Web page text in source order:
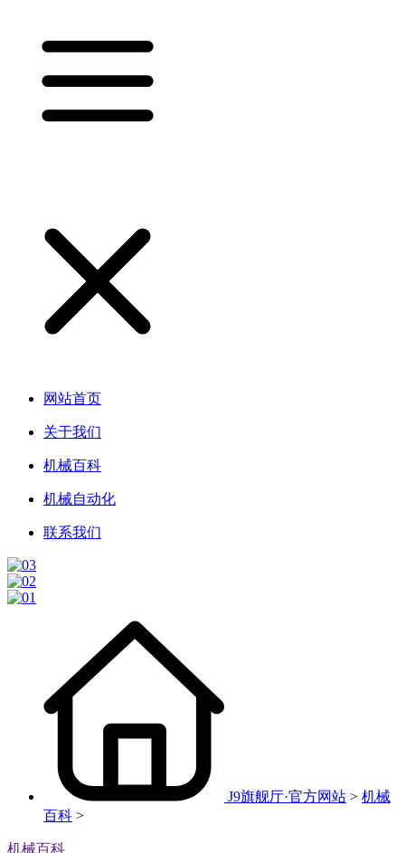
网站首页
关于我们
机械百科
机械自动化
联系我们
J9旗舰厅·官方网站 > 机械
百科 >
机械百科